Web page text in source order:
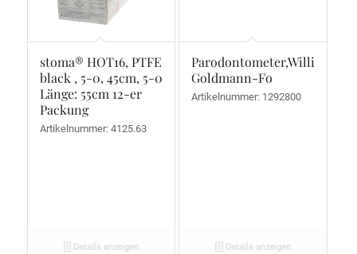
stoma® HOT16, PTFE
black , 5-0, 45cm, 5-0
Länge: 55cm 12-er
Packung
Artikelnummer: 4125.63
Details anzeigen
Parodontometer,Williams-
Goldmann-Fo
Artikelnummer: 1292800
Details anzeigen